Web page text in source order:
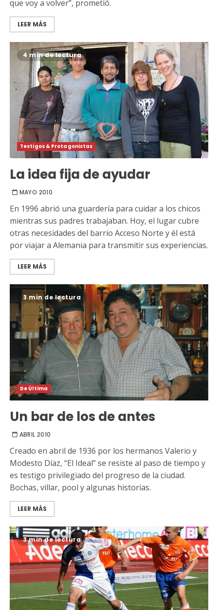
que voy a volver”, prometió.
LEER MÁS
4 min de lectura
Testigos & Protagonistas
La idea fija de ayudar
MAYO 2010
En 1996 abrió una guardería para cuidar a los chicos
mientras sus padres trabajaban. Hoy, el lugar cubre
otras necesidades del barrio Acceso Norte y él está
por viajar a Alemania para transmitir sus experiencias.
LEER MÁS
3 min de lectura
De Última
Un bar de los de antes
ABRIL 2010
Creado en abril de 1936 por los hermanos Valerio y
Modesto Díaz, “El Ideal” se resiste al paso de tiempo y
es testigo privilegiado del progreso de la ciudad.
Bochas, villar, pool y algunas historias.
LEER MÁS
3 min de lectura